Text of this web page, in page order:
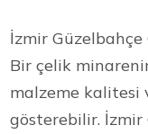
İzmir
Bir çelik
malzeme kalitesi
gösterebilir. İzmir